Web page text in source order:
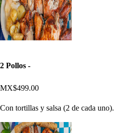
2 Pollos -
MX$499.00
Con tortillas y salsa (2 de cada uno).